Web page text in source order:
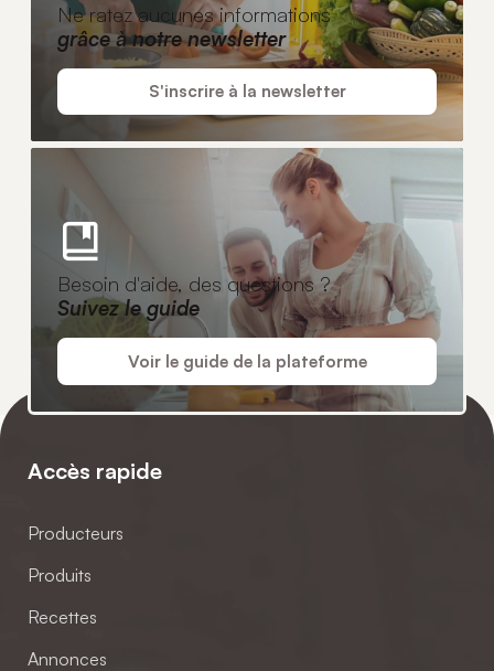
Ne ratez aucunes informations
grâce à notre newsletter
S'inscrire à la newsletter
Besoin d'aide, des questions ?
Suivez le guide
Voir le guide de la plateforme
Accès rapide
Producteurs
Produits
Recettes
Annonces